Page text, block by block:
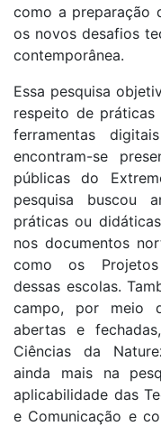
como a preparação
os novos desafios
contemporânea.
Essa pesquisa
respeito de
ferramentas
encontram-se
públicas do
pesquisa buscou
práticas ou
nos documentos
como os Projetos
dessas escolas.
campo, por meio
abertas e
Ciências da
ainda mais na
aplicabilidade das
e Comunicação e